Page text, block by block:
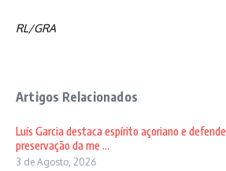
RL/GRA
Artigos Relacionados
Luís Garcia destaca espírito açoriano e defende
preservação da me ...
3 de Agosto, 2026